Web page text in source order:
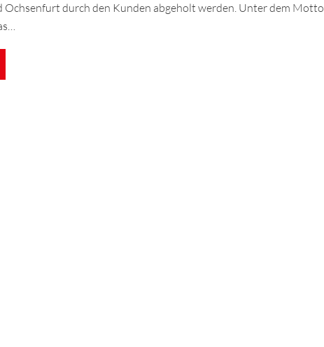
durch den Kunden abgeholt werden. Unter dem Motto